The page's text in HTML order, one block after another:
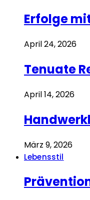
Erfolge
April 24, 2026
Tenuate
April 14, 2026
März 9, 2026
Lebensstil